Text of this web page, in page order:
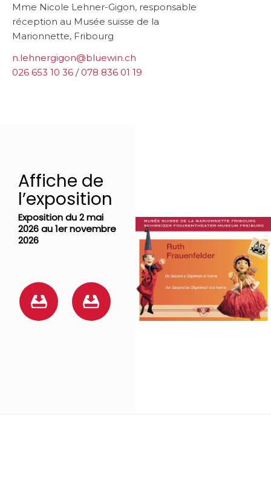
Mme Nicole Lehner-Gigon, responsable
réception au Musée suisse de la
Marionnette, Fribourg
n.lehnergigon@bluewin.ch
026 653 10 36 /078 836 01 19
Affiche de
l’exposition
Exposition du 2 mai
2026 au 1er novembre
2026
Affiche
de
l’exposition
Invitation
Cliquez
pour